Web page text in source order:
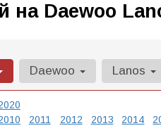
на Daewoo
2011 2012 2013 2014
Daewoo Lanos